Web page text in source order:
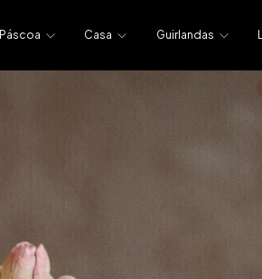
Páscoa Casa Guirlandas